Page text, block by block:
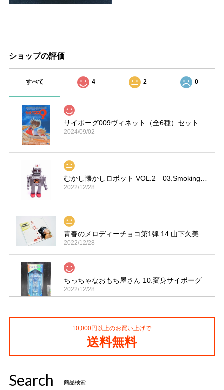
ショップの評価
すべて 4 2 0
サイボーグ009ヴィネット（全6種）セット
2024/09/02
むかし懐かしロボット VOL.2 03.Smoking Space Man
2022/12/28
青春のメロディーチョコ第1弾 14.山下久美子「赤坂小町 ドキッ」
2022/12/28
ちっちゃなおもち屋さん 10.変身サイボーグ
2022/12/28
2021/11/13
10,000円以上のお買い上げで
送料無料
Search 商品検索